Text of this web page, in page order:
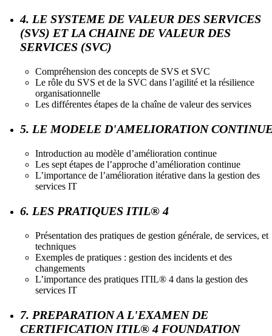
4. LE SYSTEME DE VALEUR DES SERVICES
(SVS) ET LA CHAINE DE VALEUR DES
SERVICES (SVC)
Compréhension des concepts de SVS et SVC
Le rôle du SVS et de la SVC dans l’agilité et la résilience
organisationnelle
Les différentes étapes de la chaîne de valeur des services
5. LE MODELE D'AMELIORATION
Introduction au modèle d’amélioration continue
Les sept étapes de l’approche d’amélioration continue
L’importance de l’amélioration itérative dans la gestion des
services IT
6. LES PRATIQUES ITIL® 4
Présentation des pratiques de gestion générale, de services, et
techniques
Exemples de pratiques : gestion des incidents et des
changements
L’importance des pratiques ITIL® 4 dans la gestion des
services IT
7. PREPARATION A L'EXAMEN DE
CERTIFICATION ITIL® 4 FOUNDATION